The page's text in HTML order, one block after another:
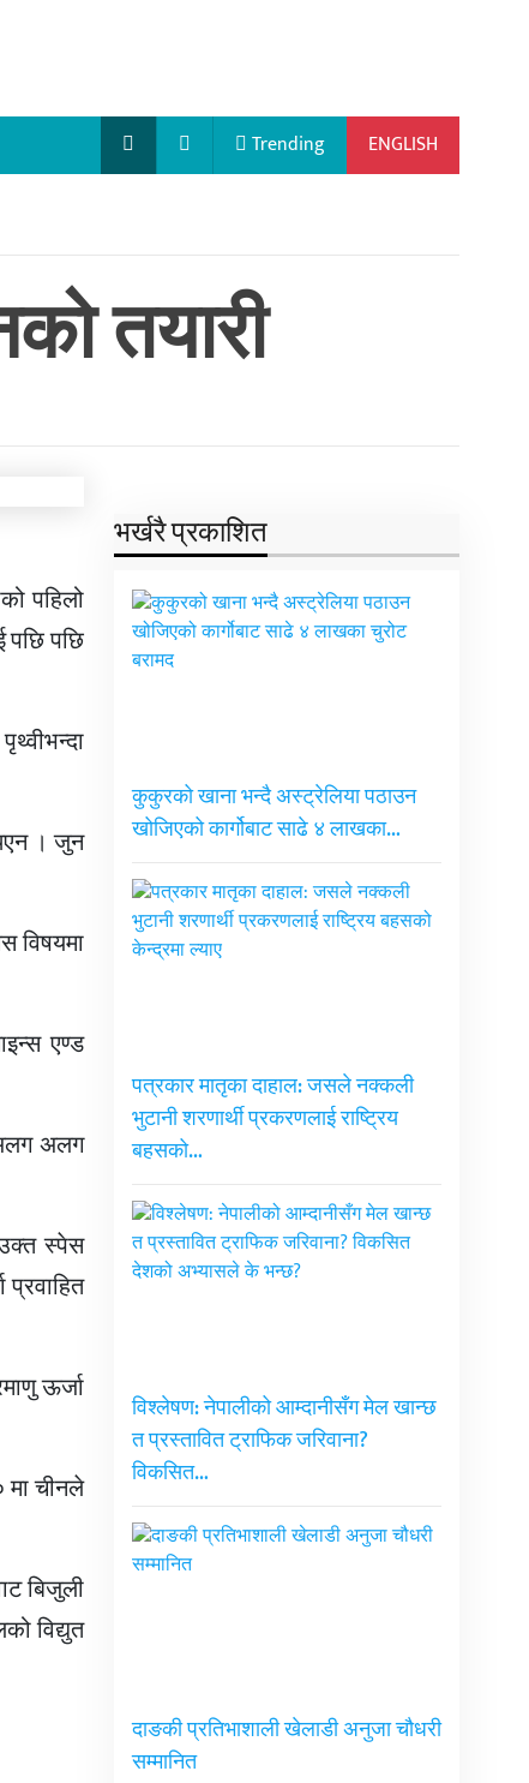
Trending ENGLISH
तयारी
पहिलो
पछि पछि
। जुन
विषयमा
एण्ड
अलग
स्पेस
ऊर्जा
मा चीनले
बिजुली
विद्युत
भर्खरै प्रकाशित
कुकुरको खाना भन्दै अस्ट्रेलिया पठाउन
खोजिएको कार्गोबाट साढे ४ लाखका…
पत्रकार मातृका दाहाल: जसले नक्कली
भुटानी शरणार्थी प्रकरणलाई राष्ट्रिय
बहसको…
विश्लेषण: नेपालीको आम्दानीसँग मेल खान्छ
त प्रस्तावित ट्राफिक जरिवाना?
विकसित…
दाङकी प्रतिभाशाली खेलाडी अनुजा चौधरी
सम्मानित